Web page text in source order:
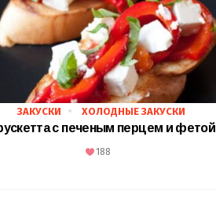
ЗАКУСКИ ХОЛОДНЫЕ ЗАКУСКИ
с печеным перцем и фетой
188